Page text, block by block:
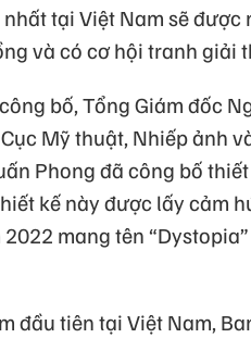
tại Việt Nam sẽ
và có cơ hội tranh giải
bố, Tổng Giám đốc
Mỹ thuật, Nhiếp ảnh
Phong đã công bố
kế này được lấy cảm
2022 mang tên
đầu tiên tại Việt Nam,